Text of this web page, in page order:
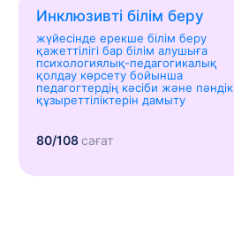
Инклюзивті білім беру
жүйесінде ерекше білім беру
қажеттілігі бар білім алушыға
психологиялық-педагогикалық
қолдау көрсету бойынша
педагогтердің кәсіби және пәндік
құзыреттіліктерін дамыту
80/108сағат